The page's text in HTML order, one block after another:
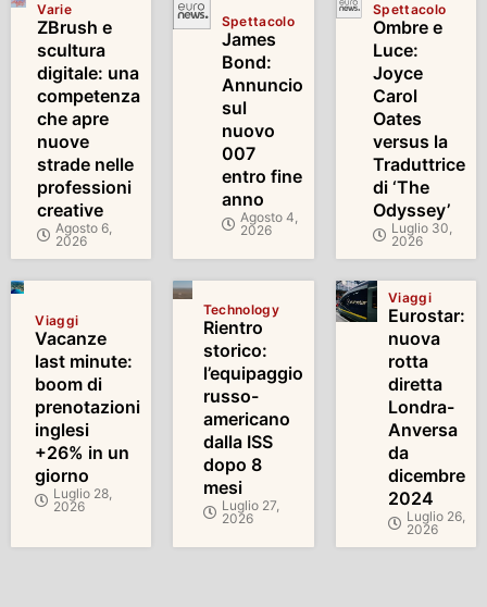
Varie
ZBrush e
scultura
digitale: una
competenza
che apre
nuove
strade nelle
professioni
creative
Agosto 6,
2026
Spettacolo
James
Bond:
Annuncio
sul
nuovo
007
entro fine
anno
Agosto 4,
2026
Spettacolo
Ombre e
Luce:
Joyce
Carol
Oates
versus la
Traduttrice
di ‘The
Odyssey’
Luglio 30,
2026
Viaggi
Vacanze
last minute:
boom di
prenotazioni
inglesi
+26% in un
giorno
Luglio 28,
2026
Technology
Rientro
storico:
l’equipaggio
russo-
americano
dalla ISS
dopo 8
mesi
Luglio 27,
2026
Viaggi
Eurostar:
nuova
rotta
diretta
Londra-
Anversa
da
dicembre
2024
Luglio 26,
2026